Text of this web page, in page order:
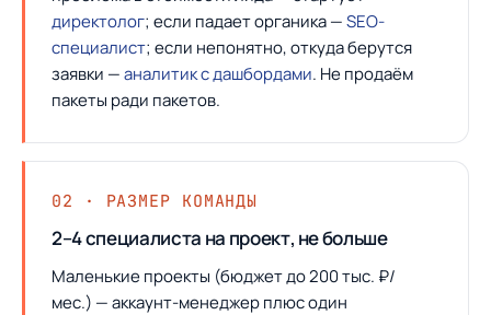
директолог; если падает органика —SEO-
специалист; если непонятно, откуда берутся
заявки —аналитик с дашбордами. Не продаём
пакеты ради пакетов.
02 · РАЗМЕР КОМАНДЫ
2–4 специалиста на проект, не больше
Маленькие проекты (бюджет до 200 тыс. ₽/
мес.) — аккаунт-менеджер плюс один